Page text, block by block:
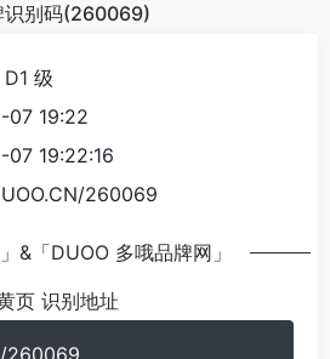
识别码(260069)
D1 级
07 19:22
19:22:16
260069
&「DUOO 多哦品牌网」
页 识别地址